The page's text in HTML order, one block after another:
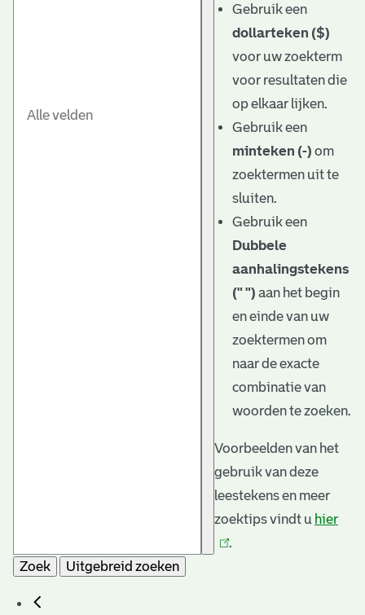
Gebruik een
dollarteken ($)
voor uw zoekterm
voor resultaten die
op elkaar lijken.
Gebruik een
minteken (-) om
zoektermen uit te
sluiten.
Gebruik een
Dubbele
aanhalingstekens
(" ") aan het begin
en einde van uw
zoektermen om
naar de exacte
combinatie van
woorden te zoeken.
Voorbeelden van het
gebruik van deze
leestekens en meer
zoektips vindt u hier
.
Zoek
Uitgebreid zoeken